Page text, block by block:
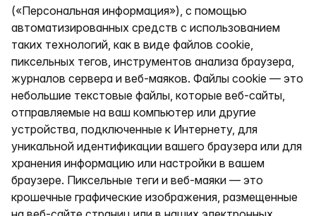
(«Персональная информация»), с помощью
автоматизированных средств с использованием
таких технологий, как в виде файлов cookie,
пиксельных тегов, инструментов анализа браузера,
журналов сервера и веб-маяков. Файлы cookie — это
небольшие текстовые файлы, которые веб-сайты,
отправляемые на ваш компьютер или другие
устройства, подключенные к Интернету, для
уникальной идентификации вашего браузера или для
хранения информацию или настройки в вашем
браузере. Пиксельные теги и веб-маяки — это
крошечные графические изображения, размещенные